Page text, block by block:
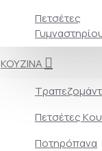
Πετσέτες
ΚΟΥΖΙΝΑ
Πετσέτες
Ποτηρόπανα